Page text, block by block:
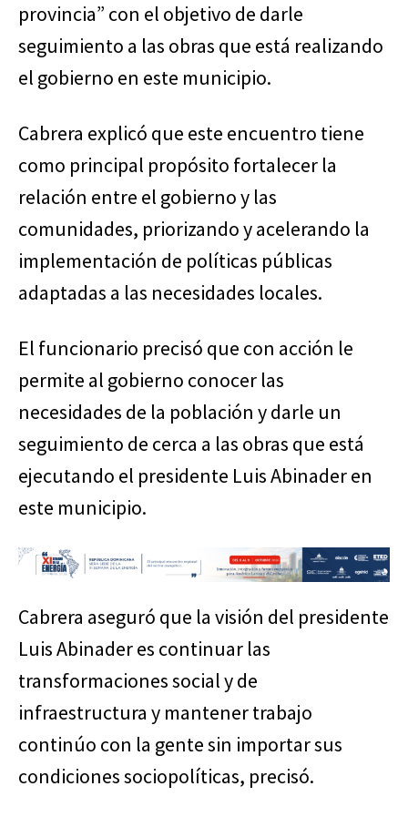
provincia” con el objetivo de darle
seguimiento a las obras que está realizando
el gobierno en este municipio.
Cabrera explicó que este encuentro tiene
como principal propósito fortalecer la
relación entre el gobierno y las
comunidades, priorizando y acelerando la
implementación de políticas públicas
adaptadas a las necesidades locales.
El funcionario precisó que con acción le
permite al gobierno conocer las
necesidades de la población y darle un
seguimiento de cerca a las obras que está
ejecutando el presidente Luis Abinader en
este municipio.
Cabrera aseguró que la visión del presidente
Luis Abinader es continuar las
transformaciones social y de
infraestructura y mantener trabajo
continúo con la gente sin importar sus
condiciones sociopolíticas, precisó.